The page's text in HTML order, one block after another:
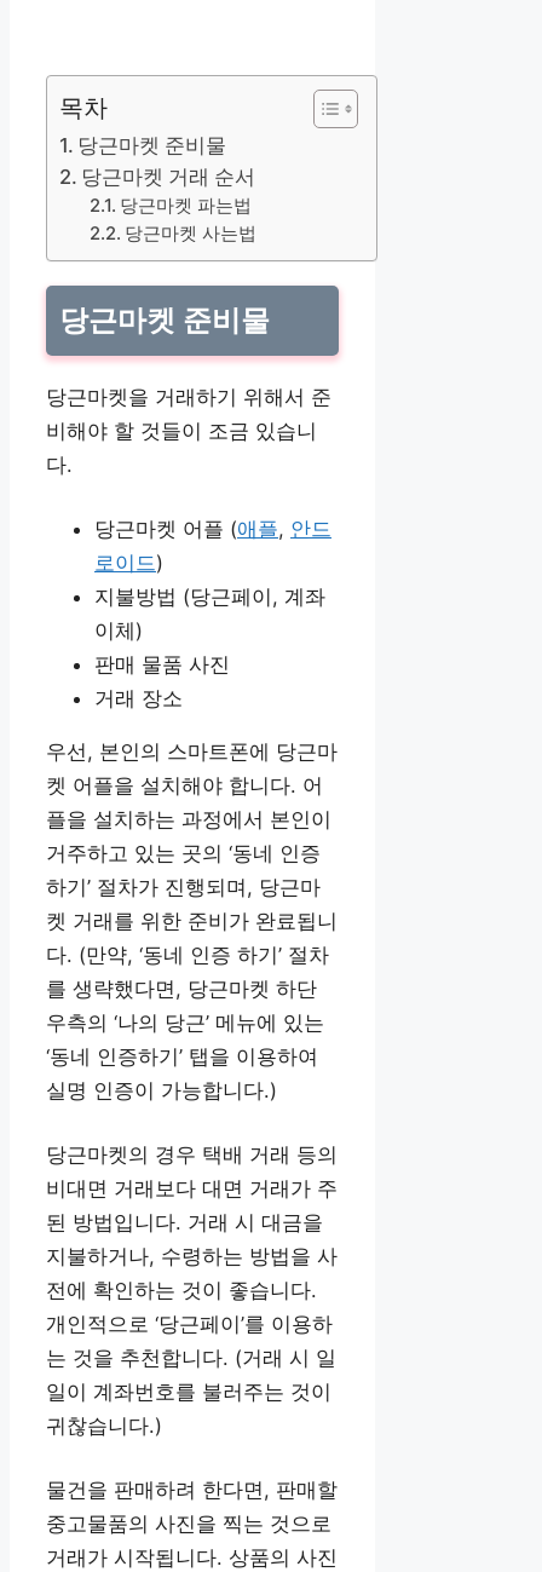
목차
당근마켓 준비물
당근마켓 거래 순서
당근마켓 파는법
당근마켓 사는법
당근마켓 준비물
당근마켓을 거래하기 위해서 준
비해야 할 것들이 조금 있습니
다.
당근마켓 어플 (애플, 안드
로이드)
지불방법 (당근페이, 계좌
이체)
판매 물품 사진
거래 장소
우선, 본인의 스마트폰에 당근마
켓 어플을 설치해야 합니다. 어
플을 설치하는 과정에서 본인이
거주하고 있는 곳의 ‘동네 인증
하기’ 절차가 진행되며, 당근마
켓 거래를 위한 준비가 완료됩니
다. (만약, ‘동네 인증 하기’ 절차
를 생략했다면, 당근마켓 하단
우측의 ‘나의 당근’ 메뉴에 있는
‘동네 인증하기’ 탭을 이용하여
실명 인증이 가능합니다.)
당근마켓의 경우 택배 거래 등의
비대면 거래보다 대면 거래가 주
된 방법입니다. 거래 시 대금을
지불하거나, 수령하는 방법을 사
전에 확인하는 것이 좋습니다.
개인적으로 ‘당근페이’를 이용하
는 것을 추천합니다. (거래 시 일
일이 계좌번호를 불러주는 것이
귀찮습니다.)
물건을 판매하려 한다면, 판매할
중고물품의 사진을 찍는 것으로
거래가 시작됩니다. 상품의 사진